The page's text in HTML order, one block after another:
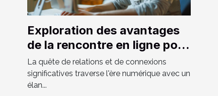
Exploration des avantages
de la rencontre en ligne pour
hommes hétéros curieux
La quête de relations et de connexions
significatives traverse l'ère numérique avec un
élan...